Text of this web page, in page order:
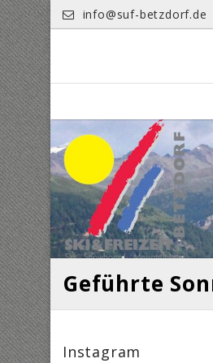
Skip
to
content
info@suf-betzdorf.de
Geführte
Instagram